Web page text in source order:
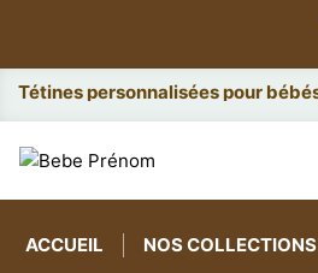
Attaches et boî
ACCUEIL NOS COLLECTIONS